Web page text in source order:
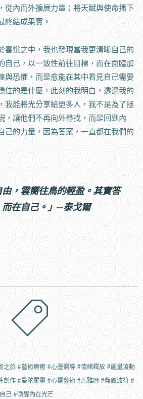
從內而外擴展力量；將天賦與使命播下
終結成果實。
喜悅之中，我也發現當我更清晰自己的
自己，以一致性前往目標，而在面臨加
與恐懼，而是愈能在其中看見自己需要
住的是什麼，此刻的我明白，透過我的
我能將光分享給更多人，我不是為了拯
，讓他們不再向外尋找，而是回到內
己的力量，因為答案，一直都在我們的
由，雲嚮往鳥的輕盈。其實答
在自己。」─泰戈爾
之旅 #藝術療癒 #心靈嚮導 #情緒釋放 #能量流動
創作 #曼陀羅畫 #心靈藝術 #馬雅曆 #藍鷹波符 #
己 #喚醒內在光芒